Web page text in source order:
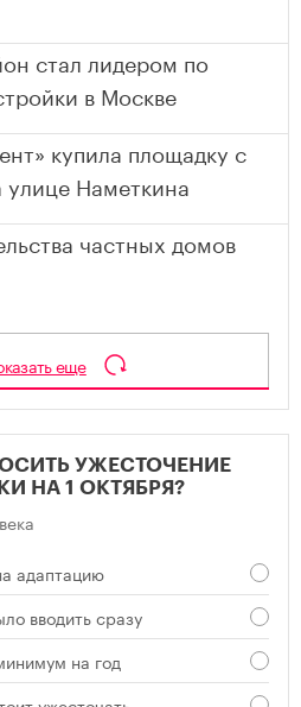
стал лидером по
в Москве
купила площадку с
Наметкина
частных домов
еще
УЖЕСТОЧЕНИЕ
НА 1 ОКТЯБРЯ?
адаптацию
вводить сразу
на год